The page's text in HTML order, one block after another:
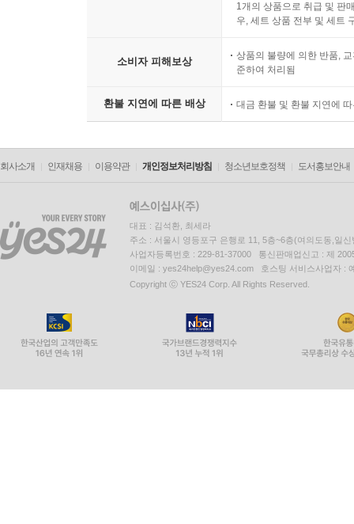
1개의 상품으로 취급 및 판
우, 세트 상품 전부 및 세트
소비자 피해보상
상품의 불량에 의한 반품,
준하여 처리됨
환불 지연에 따른 배상 대금 환불 및 환불 지연에
회사소개 인재채용 이용약관 개인정보처리방침 청소년보호정책 도서홍보안내
대표 : 김석환, 최세라
주소 : 서울시 영등포구 은행로 11, 5층~6층(여의도동,일신
사업자등록번호 : 229-81-37000 통신판매업신고 : 제
이메일 : yes24help@yes24.com 호스팅 서비스사업자 :
Copyright ⓒ YES24 Corp. All Rights Reserved.